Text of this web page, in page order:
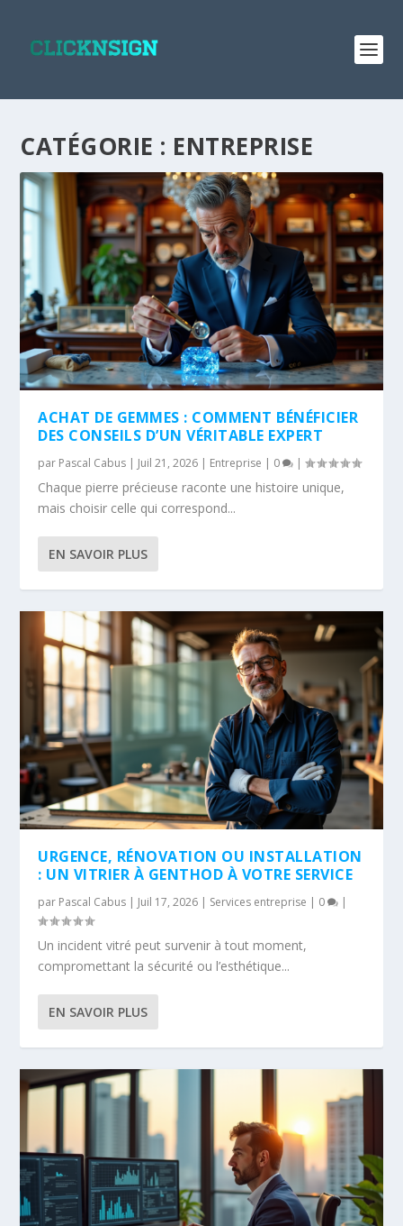
CATÉGORIE : ENTREPRISE
ACHAT DE GEMMES : COMMENT BÉNÉFICIER
DES CONSEILS D’UN VÉRITABLE EXPERT
par Pascal Cabus | Juil 21, 2026 | Entreprise | 0 |
Chaque pierre précieuse raconte une histoire unique,
mais choisir celle qui correspond...
EN SAVOIR PLUS
URGENCE, RÉNOVATION OU INSTALLATION
: UN VITRIER À GENTHOD À VOTRE SERVICE
par Pascal Cabus | Juil 17, 2026 | Services entreprise | 0 |
Un incident vitré peut survenir à tout moment,
compromettant la sécurité ou l’esthétique...
EN SAVOIR PLUS